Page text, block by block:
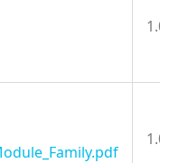
1.0
1.0